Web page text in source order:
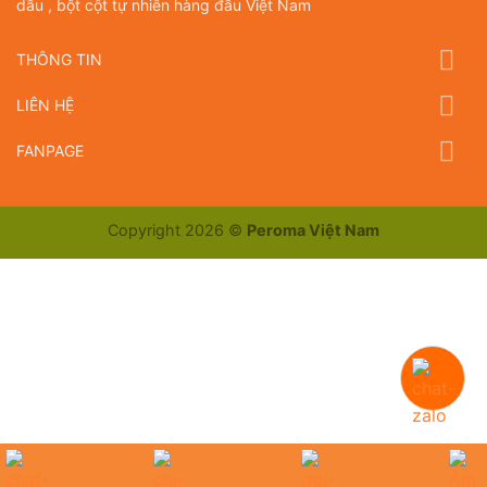
dầu , bột cột tự nhiên hàng đầu Việt Nam
THÔNG TIN
LIÊN HỆ
FANPAGE
Copyright 2026 © Peroma Việt Nam